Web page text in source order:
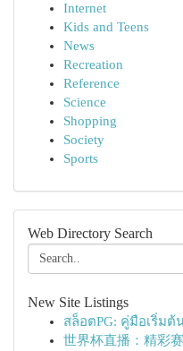
Internet
Kids and Teens
News
Recreation
Reference
Science
Shopping
Society
Sports
Web Directory Search
New Site Listings
สล็อตPG: คู่มือเริ่มต้
世界杯直播：精彩